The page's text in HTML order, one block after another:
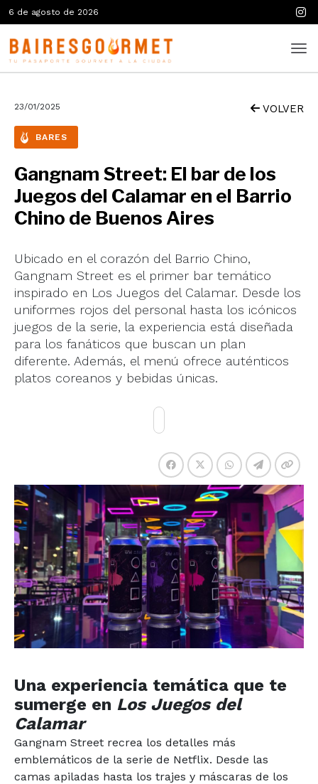
6 de agosto de 2026
23/01/2025 VOLVER
BARES
Gangnam Street: El bar de los
Juegos del Calamar en el Barrio
Chino de Buenos Aires
Ubicado en el corazón del Barrio Chino,
Gangnam Street es el primer bar temático
inspirado en Los Juegos del Calamar. Desde los
uniformes rojos del personal hasta los icónicos
juegos de la serie, la experiencia está diseñada
para los fanáticos que buscan un plan
diferente. Además, el menú ofrece auténticos
platos coreanos y bebidas únicas.
Una experiencia temática que te
sumerge en Los Juegos del
Calamar
Gangnam Street recrea los detalles más
emblemáticos de la serie de Netflix. Desde las
camas apiladas hasta los trajes y máscaras de los